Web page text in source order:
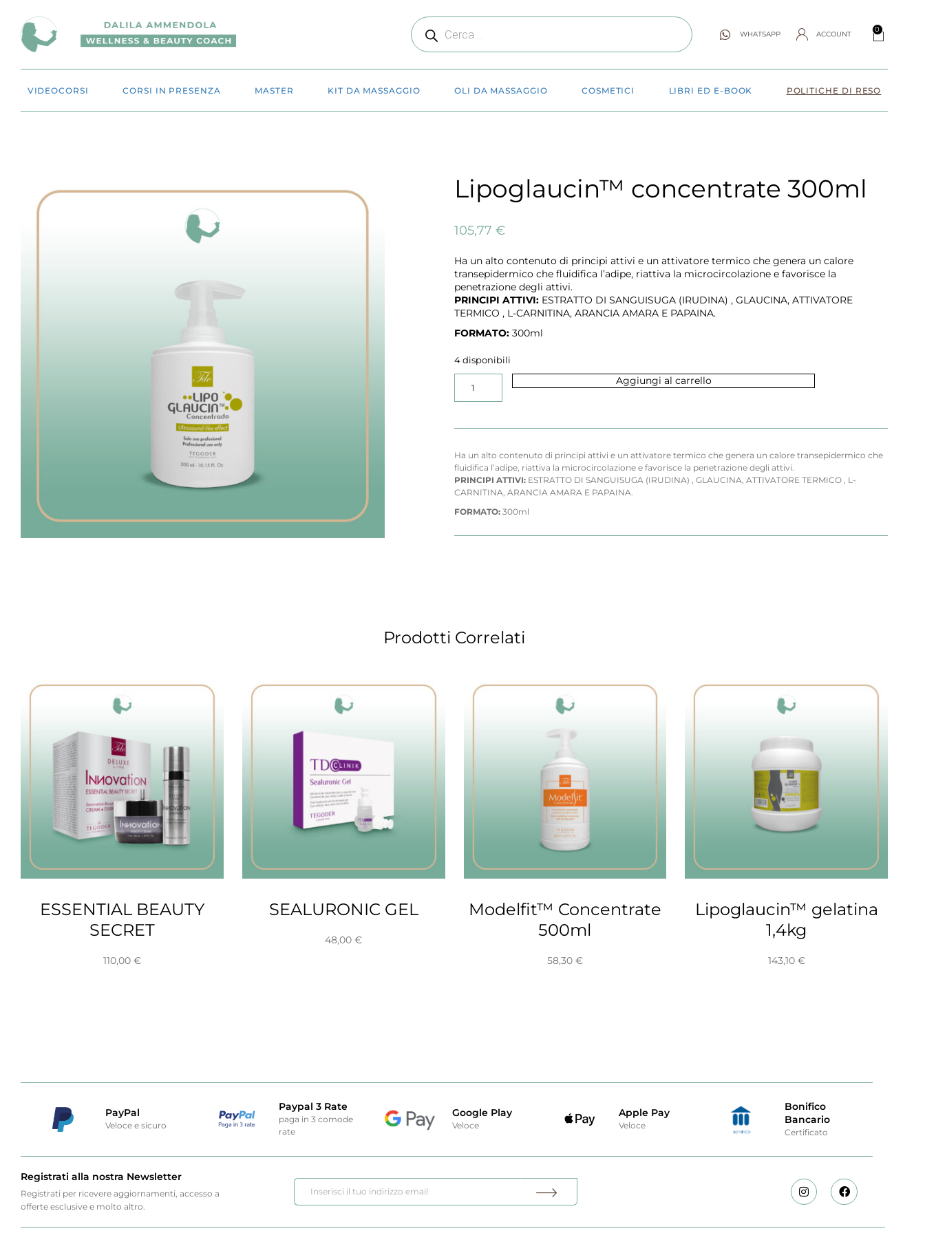
WHATSAPP ACCOUNT
0
VIDEOCORSI CORSI IN PRESENZA MASTER KIT DA MASSAGGIO OLI DA MASSAGGIO COSMETICI LIBRI ED E-BOOK POLITICHE DI RESO
Lipoglaucin™ concentrate 300ml
105,77 €
Ha un alto contenuto di principi attivi e un attivatore termico che genera un calore
transepidermico che fluidifica l’adipe, riattiva la microcircolazione e favorisce la
penetrazione degli attivi.
PRINCIPI ATTIVI: ESTRATTO DI SANGUISUGA (IRUDINA) , GLAUCINA, ATTIVATORE
TERMICO , L-CARNITINA, ARANCIA AMARA E PAPAINA.
FORMATO: 300ml
4 disponibili
Aggiungi al carrello
Ha un alto contenuto di principi attivi e un attivatore termico che genera un calore transepidermico che
fluidifica l’adipe, riattiva la microcircolazione e favorisce la penetrazione degli attivi.
PRINCIPI ATTIVI: ESTRATTO DI SANGUISUGA (IRUDINA) , GLAUCINA, ATTIVATORE TERMICO , L-
CARNITINA, ARANCIA AMARA E PAPAINA.
FORMATO: 300ml
Prodotti Correlati
ESSENTIAL BEAUTY
SECRET
110,00 €
SEALURONIC GEL
48,00€
Modelfit™ Concentrate
500ml
58,30 €
Lipoglaucin™ gelatina
1,4kg
143,10 €
PayPal
Veloce e sicuro
Paypal 3 Rate
paga in 3 comode
rate
Google Play
Veloce
Apple Pay
Veloce
Bonifico
Bancario
Certificato
Registrati alla nostra Newsletter
Registrati per ricevere aggiornamenti, accesso a
offerte esclusive e molto altro.